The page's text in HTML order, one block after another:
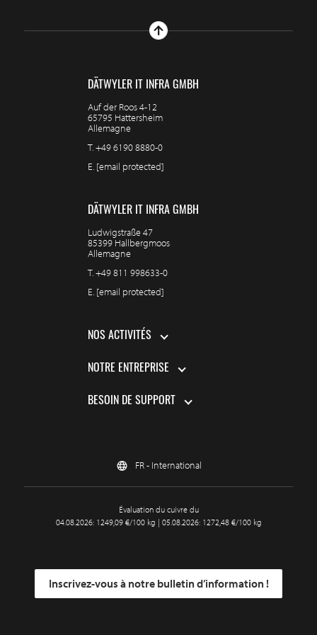
DÄTWYLER IT INFRA GMBH
Auf der Roos 4-12
65795 Hattersheim
Allemagne
T.+49 6190 8880-0
E. [email protected]
DÄTWYLER IT INFRA GMBH
Ludwigstraße 47
85399 Hallbergmoos
Allemagne
T.+49 811 998633-0
E. [email protected]
NOS ACTIVITÉS
NOTRE ENTREPRISE
BESOIN DE SUPPORT
FR - International
Évaluation du cuivre du
04.08.2026: 1249,09 €/100 kg | 05.08.2026: 1272,48 €/100 kg
Inscrivez-vous à notre bulletin d’information !